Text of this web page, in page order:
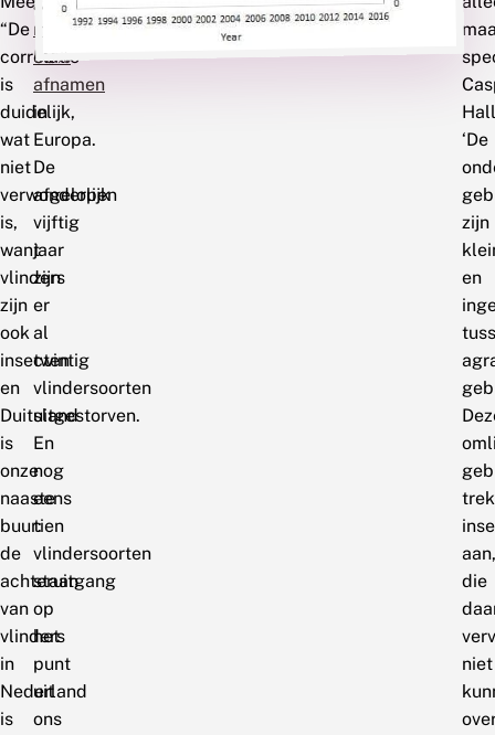
“De
correlatie
is
duidelijk,
wat
niet
verwonderlijk
is,
want
vlinders
zijn
ook
insecten
en
Duitsland
is
onze
naaste
buur:
de
achteruitgang
van
vlinders
in
Nederland
is
met
50%
afnamen
in
Europa.
De
afgelopen
vijftig
jaar
zijn
er
al
twintig
vlindersoorten
uitgestorven.
En
nog
eens
tien
vlindersoorten
staan
op
het
punt
uit
ons
‘De
zijn
en
aan,
die
niet